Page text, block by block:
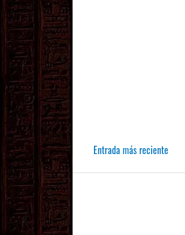
Entrada más reciente